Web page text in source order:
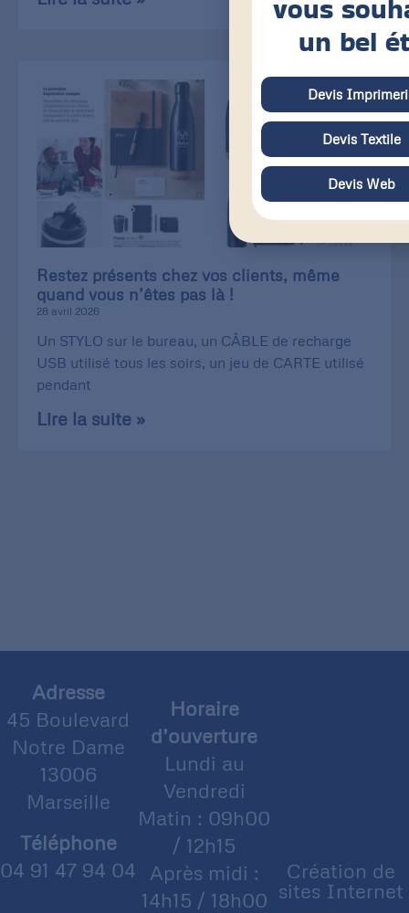
Restez présents chez vos clients, même
quand vous n’êtes pas là !
28 avril 2026
Un STYLO sur le bureau, un CÂBLE de recharge
USB utilisé tous les soirs, un jeu de CARTE utilisé
pendant
Lire la suite »
Adresse
45 Boulevard
Notre Dame
13006
Marseille
Téléphone
04 91 47 94 04
Horaire
d’ouverture
Lundi au
Vendredi
Matin : 09h00
/ 12h15
Après midi :
14h15 / 18h00
Création de
sites Internet
vous
un bel
Devis
Devis Textile
Devis Web